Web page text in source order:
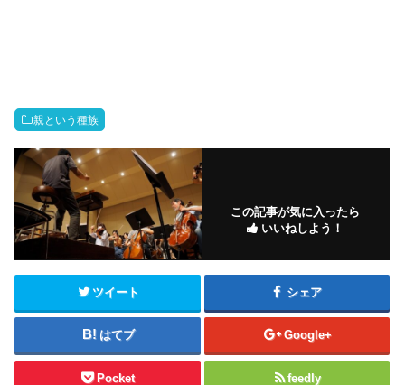
親という種族
この記事が気に入ったら
いいねしよう！
ツイート シェア
はてブ Google+
Pocket feedly